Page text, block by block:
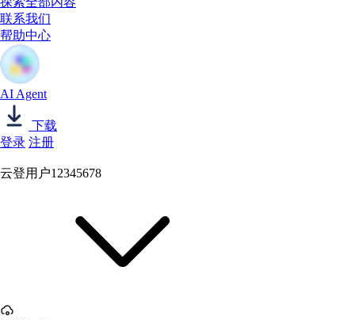
联系我们
帮助中心
AI Agent
下载
登录 注册
云登用户12345678